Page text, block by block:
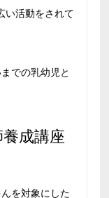
い活動をされて
での乳幼児と
成講座
を対象にした